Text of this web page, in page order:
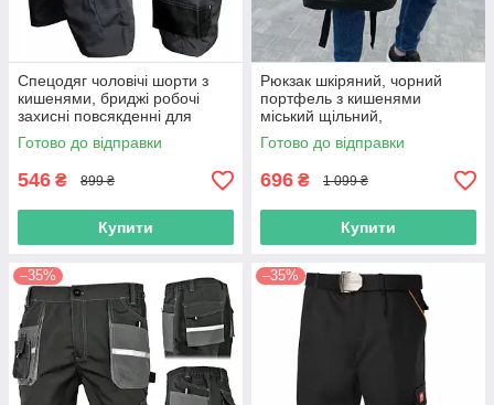
Спецодяг чоловічі шорти з
кишенями, бриджі робочі
захисні повсякденні для
працівників, уніформа якість
Готово до відправки
546 ₴ 899 ₴
Купити
Рюкзак шкіряний, чорний
портфель з кишенями
міський щільний,
повсякденний стильний
ранець
Готово до відправки
696 ₴ 1 099 ₴
Купити
–35% –35%